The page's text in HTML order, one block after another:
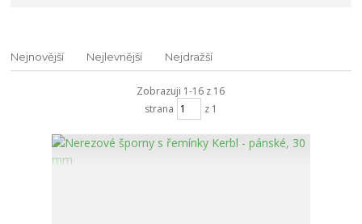
Nejnovější Nejlevnější Nejdražší
Zobrazuji 1-16 z 16
strana
z 1